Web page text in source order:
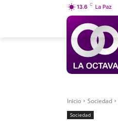
13.6 C La Paz
Inicio Sociedad
Sociedad